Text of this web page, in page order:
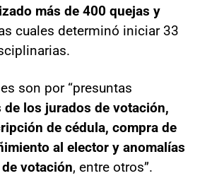
más de 400 quejas y
cuales determinó iniciar 33
son por “presuntas
los jurados de votación,
de cédula, compra de
al elector y anomalías
votación, entre otros”.